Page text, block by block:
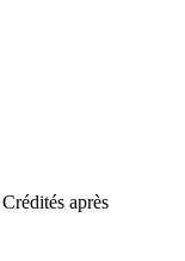
Crédités après